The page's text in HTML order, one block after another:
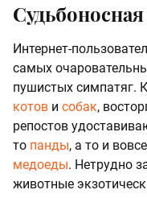
Интернет-
самых
пушистых симпатяг.
котов и собак,
репостов
то панды, а то и
медоеды. Нетрудно
животные